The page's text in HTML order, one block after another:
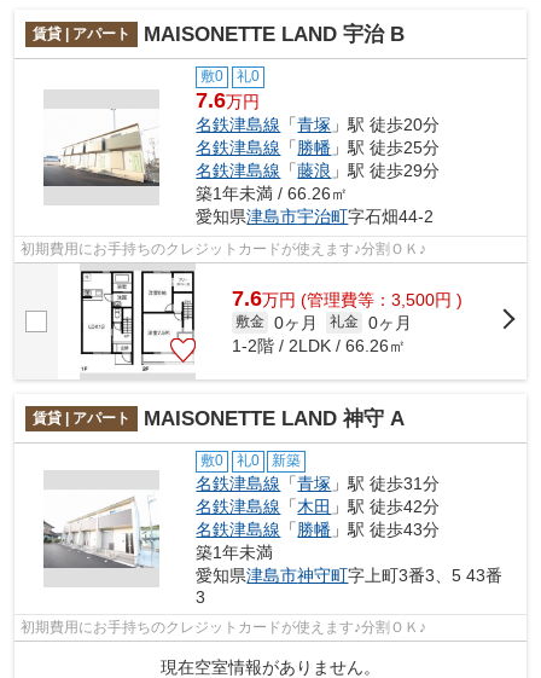
賃貸 | アパート MAISONETTE LAND 宇治 B
敷0 礼0
7.6万円
名鉄津島線 「青塚 」駅 徒歩20分
名鉄津島線 「勝幡 」駅 徒歩25分
名鉄津島線 「藤浪 」駅 徒歩29分
築1年未満 / 66.26㎡
愛知県津島市宇治町字石畑44-2
初期費用にお手持ちのクレジットカードが使えます♪分割ＯＫ♪
7.6万円 (管理費等：3,500円 )
敷金 0ヶ月 礼金 0ヶ月
1-2階 / 2LDK / 66.26㎡
賃貸 | アパート MAISONETTE LAND 神守 A
敷0 礼0 新築
名鉄津島線 「青塚 」駅 徒歩31分
名鉄津島線 「木田 」駅 徒歩42分
名鉄津島線 「 勝幡 」駅 徒歩43分
築1年未満
愛知県津島市神守町字上町3番3、5 43番
3
初期費用にお手持ちのクレジットカードが使えます♪分割ＯＫ♪
現在空室情報がありません。